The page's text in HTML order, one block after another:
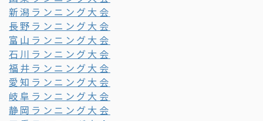
新潟ランニング大会
長野ランニング大会
富山ランニング大会
石川ランニング大会
福井ランニング大会
愛知ランニング大会
岐阜ランニング大会
静岡ランニング大会